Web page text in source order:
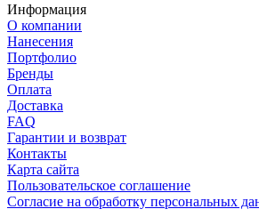
Информация
О компании
Нанесения
Портфолио
Бренды
Оплата
Доставка
FAQ
Гарантии и возврат
Контакты
Карта сайта
Пользовательское соглашение
Согласие на обработку персональных